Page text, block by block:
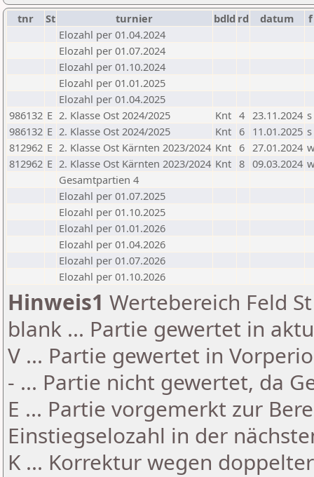
tnr St turnier bdld rd datum
f
Elozahl per 01.04.2024
Elozahl per 01.07.2024
Elozahl per 01.10.2024
Elozahl per 01.01.2025
Elozahl per 01.04.2025
986132 E 2. Klasse Ost 2024/2025 Knt 4 23.11.2024 s
986132 E 2. Klasse Ost 2024/2025 Knt 6 11.01.2025 s
812962 E 2. Klasse Ost Kärnten 2023/2024 Knt 6 27.01.2024
812962 E 2. Klasse Ost Kärnten 2023/2024 Knt 8 09.03.2024
Gesamtpartien 4
Elozahl per 01.07.2025
Elozahl per 01.10.2025
Elozahl per 01.01.2026
Elozahl per 01.04.2026
Elozahl per 01.07.2026
Elozahl per 01.10.2026
Hinweis1 Wertebereich Feld
blank ... Partie gewertet in
V ... Partie gewertet in
- ... Partie nicht gewertet, da
E ... Partie vorgemerkt zur
Einstiegselozahl in der
K ... Korrektur wegen